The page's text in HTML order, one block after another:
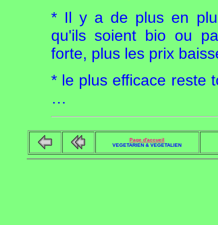
* Il y a de plus en
qu'ils soient bio ou
forte, plus les prix
* le plus efficace reste
…
Page d'accueil
VEGETARIEN & VEGETALIEN